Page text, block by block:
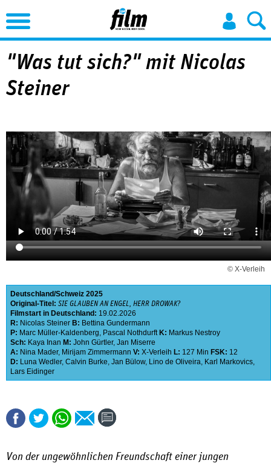
Jump to Navigation
"Was tut sich?" mit Nicolas
Steiner
© X-Verleih
Deutschland Schweiz 2025
Original-Titel: SIE GLAUBEN AN ENGEL, HERR DROWAK?
Filmstart in Deutschland: 19.02.2026
R: Nicolas Steiner B: Bettina Gundermann
P: Marc Müller-Kaldenberg Pascal Nothdurft K: Markus Nestroy
Sch: Kaya Inan M: John Gürtler, Jan Miserre
A: Nina Mader, Mirijam Zimmermann V: X-Verleih L: 127 Min FSK: 12
D: Luna Wedler, Calvin Burke Jan Bülow, Lino de Oliveira Karl Markovics
Lars Eidinger
Von der ungewöhnlichen Freundschaft einer jungen